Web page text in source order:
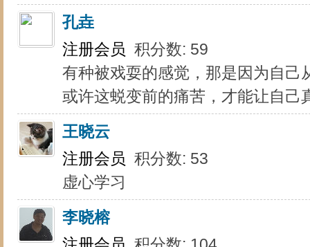
孔垚
注册会员 积分数: 59
有种被戏耍的感觉，那是因为自己
或许这蜕变前的痛苦，才能让自己
王晓云
注册会员 积分数: 53
虚心学习
李晓榕